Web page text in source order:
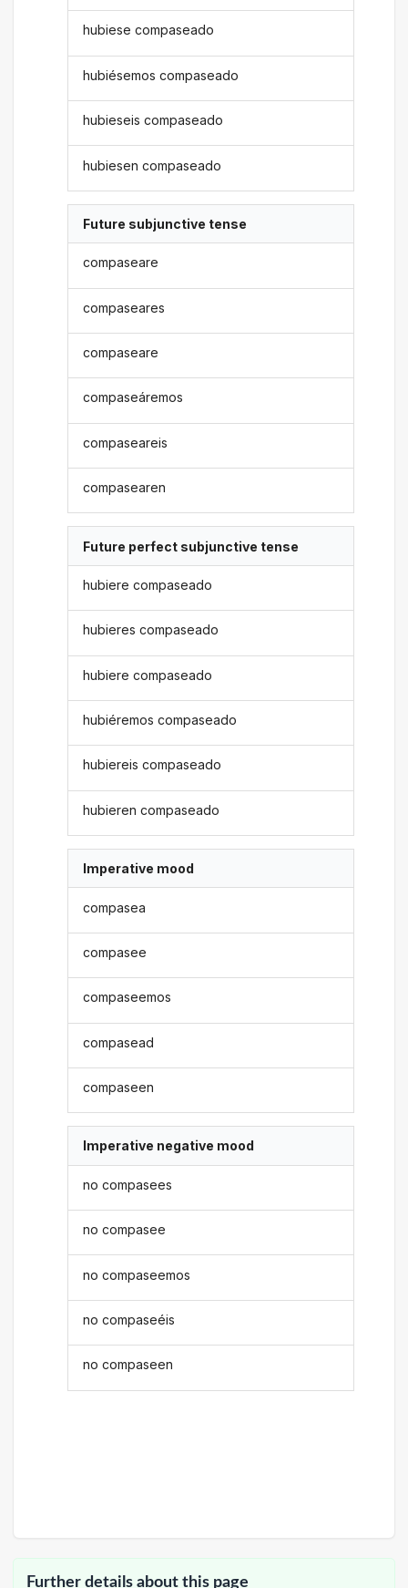
hubiese compaseado
hubiésemos compaseado
hubieseis compaseado
hubiesen compaseado
Future subjunctive tense
compaseare
compaseares
compaseare
compaseáremos
compaseareis
compasearen
Future perfect subjunctive tense
hubiere compaseado
hubieres compaseado
hubiere compaseado
hubiéremos compaseado
hubiereis compaseado
hubieren compaseado
Imperative mood
compasea
compasee
compaseemos
compasead
compaseen
Imperative negative mood
no compasees
no compasee
no compaseemos
no compaseéis
no compaseen
Further details about this page